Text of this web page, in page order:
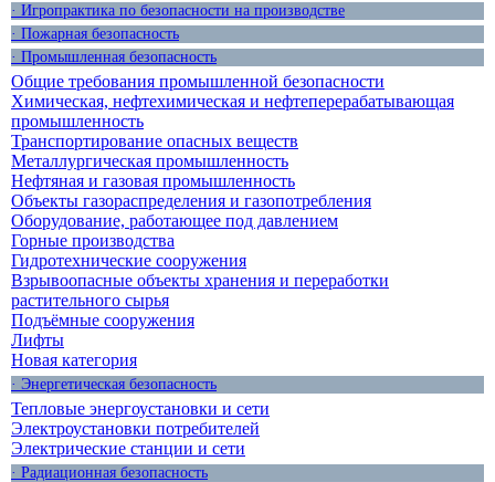
· Игропрактика по безопасности на производстве
· Пожарная безопасность
· Промышленная безопасность
Общие требования промышленной безопасности
Химическая, нефтехимическая и нефтеперерабатывающая
промышленность
Транспортирование опасных веществ
Металлургическая промышленность
Нефтяная и газовая промышленность
Объекты газораспределения и газопотребления
Оборудование, работающее под давлением
Горные производства
Гидротехнические сооружения
Взрывоопасные объекты хранения и переработки
растительного сырья
Подъёмные сооружения
Лифты
Новая категория
· Энергетическая безопасность
Тепловые энергоустановки и сети
Электроустановки потребителей
Электрические станции и сети
· Радиационная безопасность